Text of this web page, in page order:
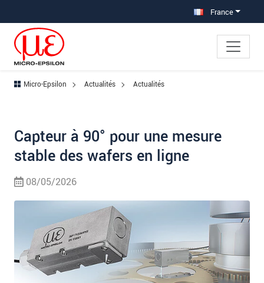
France
Micro-Epsilon Actualités Actualités
Capteur à 90° pour une mesure
stable des wafers en ligne
08/05/2026